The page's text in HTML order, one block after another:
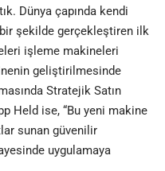
Dünya çapında kendi
bir şekilde gerçekleştiren ilk
işleme makineleri
geliştirilmesinde
Stratejik Satın
Held ise, “Bu yeni makine
sunan güvenilir
uygulamaya